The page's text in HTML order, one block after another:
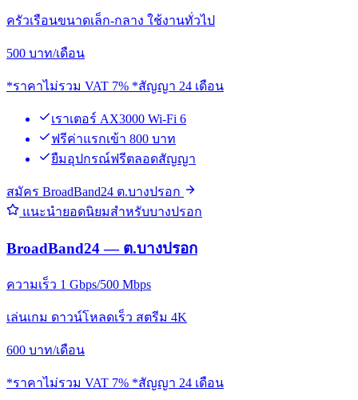
ครัวเรือนขนาดเล็ก-กลาง ใช้งานทั่วไป
500 บาท/เดือน
*ราคาไม่รวม VAT 7% *สัญญา 24 เดือน
เราเตอร์ AX3000 Wi-Fi 6
ฟรีค่าแรกเข้า 800 บาท
ยืมอุปกรณ์ฟรีตลอดสัญญา
สมัคร BroadBand24 ต.บางปรอก
แนะนำยอดนิยมสำหรับบางปรอก
BroadBand24 — ต.บางปรอก
ความเร็ว 1 Gbps/500 Mbps
เล่นเกม ดาวน์โหลดเร็ว สตรีม 4K
600 บาท/เดือน
*ราคาไม่รวม VAT 7% *สัญญา 24 เดือน